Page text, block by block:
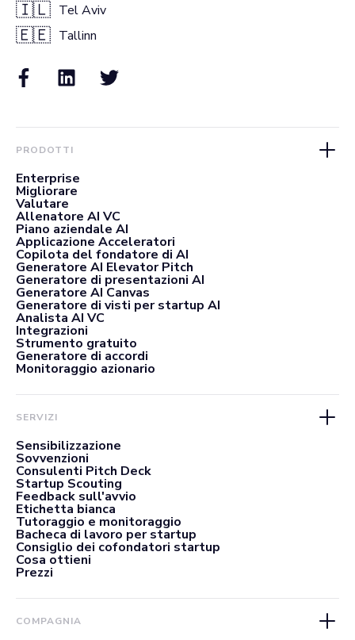
🇮🇱 Tel Aviv
🇪🇪 Tallinn
PRODOTTI
Enterprise
Migliorare
Valutare
Allenatore AI VC
Piano aziendale AI
Applicazione Acceleratori
Copilota del fondatore di AI
Generatore AI Elevator Pitch
Generatore di presentazioni AI
Generatore AI Canvas
Generatore di visti per startup AI
Analista AI VC
Integrazioni
Strumento gratuito
Generatore di accordi
Monitoraggio azionario
SERVIZI
Sensibilizzazione
Sovvenzioni
Consulenti Pitch Deck
Startup Scouting
Feedback sull'avvio
Etichetta bianca
Tutoraggio e monitoraggio
Bacheca di lavoro per startup
Consiglio dei cofondatori startup
Cosa ottieni
Prezzi
COMPAGNIA